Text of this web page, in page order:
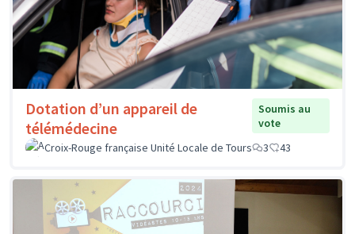
Dotation d’un appareil de
télémédecine
Soumis au
vote
Croix-Rouge française Unité Locale de Tours
3 43